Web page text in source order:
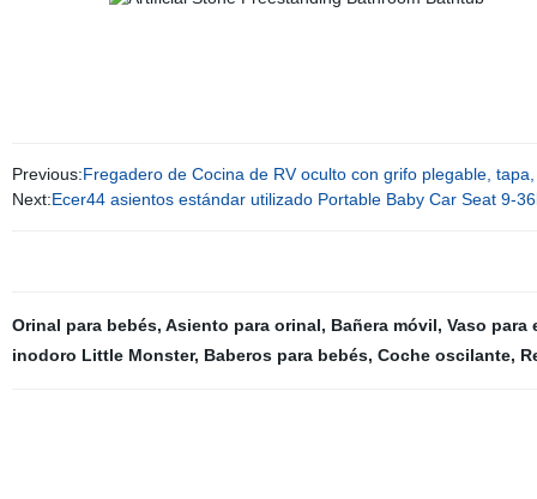
Previous:Fregadero de Cocina de RV oculto con grifo plegable,
Next:Ecer44 asientos estándar utilizado Portable Baby Car Seat 9-
Orinal para bebés, Asiento para orinal, Bañera móvil, Vaso para
inodoro Little Monster, Baberos para bebés, Coche oscilante,